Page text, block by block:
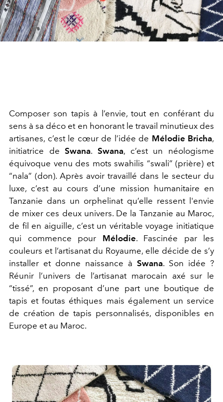
Composer son tapis à l’envie, tout en conférant du
sens à sa déco et en honorant le travail minutieux des
artisanes, c’est le cœur de l’idée de Mélodie Bricha,
initiatrice deSwana.Swana, c’est un néologisme
équivoque venu des mots swahilis “swali” (prière) et
“nala” (don). Après avoir travaillé dans le secteur du
luxe, c’est au cours d’une mission humanitaire en
Tanzanie dans un orphelinat qu’elle ressent l'envie
de mixer ces deux univers. De la Tanzanie au Maroc,
de fil en aiguille, c’est un véritable voyage initiatique
qui commence pour Mélodie. Fascinée par les
couleurs et l’artisanat du Royaume, elle décide de s’y
installer et donne naissance à Swana. Son idée ?
Réunir l’univers de l’artisanat marocain axé sur le
“tissé”, en proposant d’une part une boutique de
tapis et foutas éthiques mais également un service
de création de tapis personnalisés, disponibles en
Europe et au Maroc.